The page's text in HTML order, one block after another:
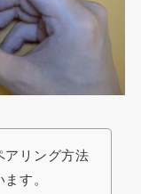
アリング方法
す。